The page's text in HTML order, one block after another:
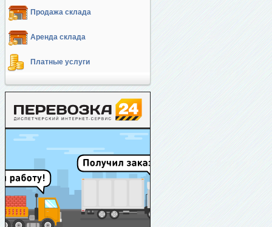
Продажа склада
Аренда склада
Платные услуги